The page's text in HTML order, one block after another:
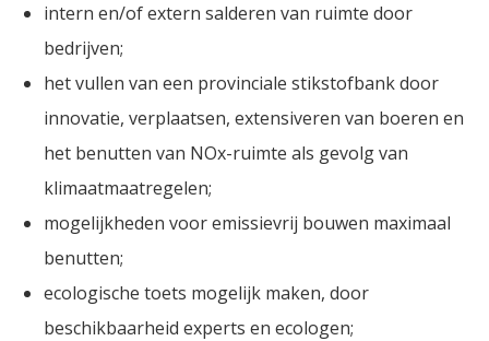
intern en/of extern salderen van ruimte door
bedrijven;
het vullen van een provinciale stikstofbank door
innovatie, verplaatsen, extensiveren van boeren en
het benutten van NOx-ruimte als gevolg van
klimaatmaatregelen;
mogelijkheden voor emissievrij bouwen maximaal
benutten;
ecologische toets mogelijk maken, door
beschikbaarheid experts en ecologen;